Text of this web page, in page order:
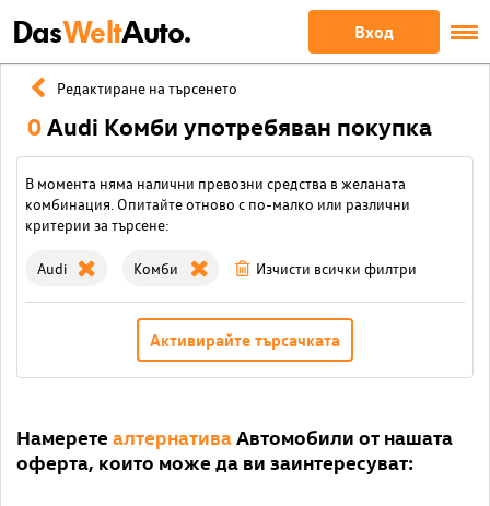
DasWeltAuto. Вход
Редактиране на търсенето
0Audi Комби употребяван покупка
В момента няма налични превозни средства в желаната
комбинация. Опитайте отново с по-малко или различни
критерии за търсене:
Audi Комби Изчисти всички филтри
Активирайте търсачката
Намерете алтернативаАвтомобили от нашата
оферта, които може да ви заинтересуват: